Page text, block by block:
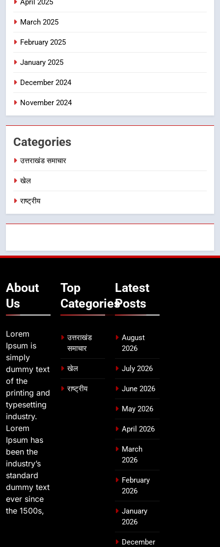
8
April 2025
March 2025
February 2025
January 2025
December 2024
November 2024
Categories
उत्तराखंड समाचार
खेल
राष्ट्रीय
About
Us
Lorem
Ipsum is
simply
dummy text
of the
printing and
typesetting
industry.
Lorem
Ipsum has
been the
industry’s
standard
dummy text
ever since
the 1500s,
Top
Categories
उत्तराखंड
समाचार
खेल
राष्ट्रीय
Latest
Posts
August
2026
July 2026
June 2026
May 2026
April 2026
March
2026
February
2026
January
2026
December